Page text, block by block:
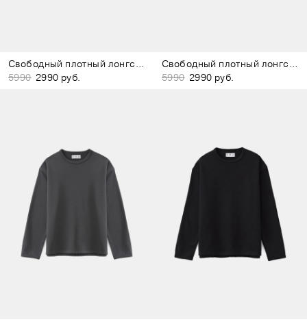
Свободный плотный лонгслив коричневый
5990 2990 руб.
Свободный плотный лонгслив светло-серый
5990 2990 руб.